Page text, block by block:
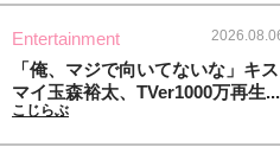
Entertainment
「俺、マジで向いてないな」キス
マイ玉森裕太、TVer1000万再生...
こじらぶ